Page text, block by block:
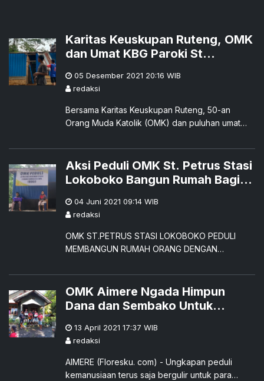
Karitas Keuskupan Ruteng, OMK
dan Umat KBG Paroki St
Rumah ODGJ
05 Desember 2021 20:16 WIB
redaksi
Bersama Karitas Keuskupan Ruteng, 50-an
Orang Muda Katolik (OMK) dan puluhan umat
Fransiskus Xaverius Poka , Valensius Rama,
seorang kepala keluarga yang diketahui
mengalami Ganguan Jiwa di dusun Golo Ngorok,
Desa Wae Rii, pada Minggu 05 Desember 2021.
Aksi Peduli OMK St. Petrus Stasi
Lokoboko Bangun Rumah Bagi
04 Juni 2021 09:14 WIB
redaksi
OMK ST.PETRUS STASI LOKOBOKO PEDULI
MEMBANGUN RUMAH ORANG DENGAN
– Aksi kemanusiaan yang dilakukan ole
OMK Aimere Ngada Himpun
Dana dan Sembako Untuk
13 April 2021 17:37 WIB
redaksi
AIMERE (Floresku. com) - Ungkapan peduli
kemanusiaan terus saja bergulir untuk para